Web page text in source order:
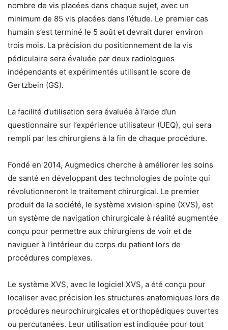
nombre de vis placées dans chaque sujet, avec un
minimum de 85 vis placées dans l’étude. Le premier cas
humain s’est terminé le 5 août et devrait durer environ
trois mois. La précision du positionnement de la vis
pédiculaire sera évaluée par deux radiologues
indépendants et expérimentés utilisant le score de
Gertzbein (GS).
La facilité d’utilisation sera évaluée à l’aide d’un
questionnaire sur l’expérience utilisateur (UEQ), qui sera
rempli par les chirurgiens à la fin de chaque procédure.
Fondé en 2014, Augmedics cherche à améliorer les soins
de santé en développant des technologies de pointe qui
révolutionneront le traitement chirurgical. Le premier
produit de la société, le système xvision-spine (XVS), est
un système de navigation chirurgicale à réalité augmentée
conçu pour permettre aux chirurgiens de voir et de
naviguer à l’intérieur du corps du patient lors de
procédures complexes.
Le système XVS, avec le logiciel XVS, a été conçu pour
localiser avec précision les structures anatomiques lors de
procédures neurochirurgicales et orthopédiques ouvertes
ou percutanées. Leur utilisation est indiquée pour tout